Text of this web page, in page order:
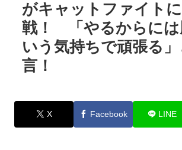
がキャットファイト
戦！ 「やるからには
いう気持ちで頑張る
言！
X Facebook LINE